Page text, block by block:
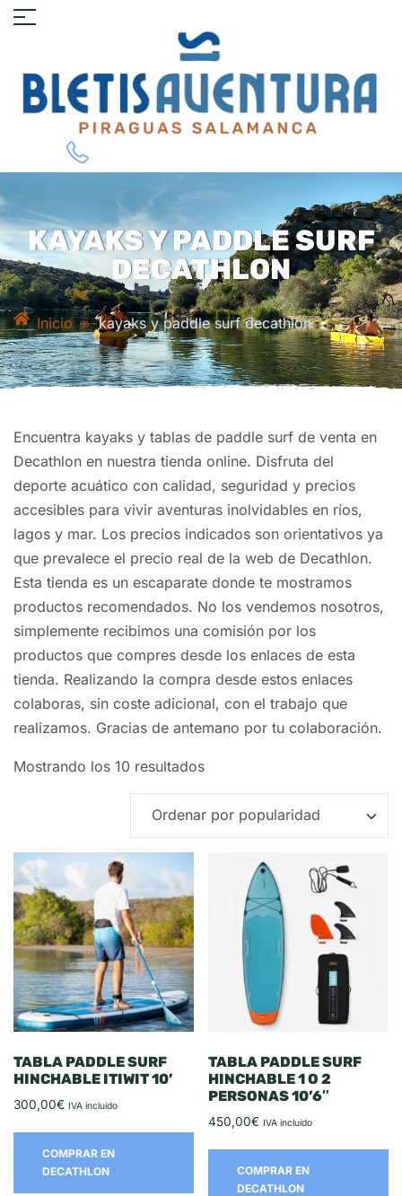
KAYAKS Y PADDLE SURF
DECATHLON
Inicio » kayaks y paddle surf decathlon
Encuentra kayaks y tablas de paddle surf de venta en
Decathlon en nuestra tienda online. Disfruta del
deporte acuático con calidad, seguridad y precios
accesibles para vivir aventuras inolvidables en ríos,
lagos y mar. Los precios indicados son orientativos ya
que prevalece el precio real de la web de Decathlon.
Esta tienda es un escaparate donde te mostramos
productos recomendados. No los vendemos nosotros,
simplemente recibimos una comisión por los
productos que compres desde los enlaces de esta
tienda. Realizando la compra desde estos enlaces
colaboras, sin coste adicional, con el trabajo que
realizamos. Gracias de antemano por tu colaboración.
Mostrando los 10 resultados
TABLA PADDLE SURF
HINCHABLE ITIWIT 10’
300,00€ IVA incluido
COMPRAR EN
DECATHLON
TABLA PADDLE SURF
HINCHABLE 1 O 2
PERSONAS 10’6″
450,00€ IVA incluido
COMPRAR EN
DECATHLON